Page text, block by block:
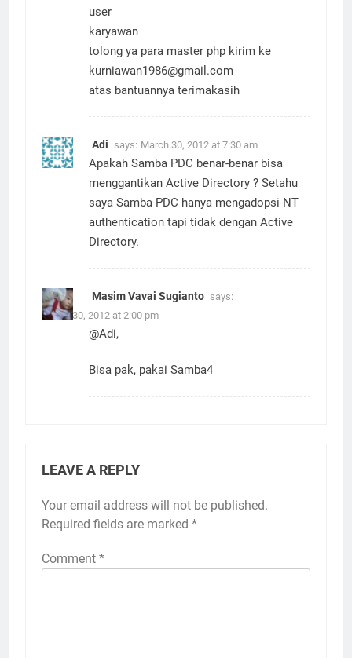
user
karyawan
tolong ya para master php kirim ke
kurniawan1986@gmail.com
atas bantuannya terimakasih
Adi says: March 30, 2012 at 7:30 am
Apakah Samba PDC benar-benar bisa
menggantikan Active Directory ? Setahu
saya Samba PDC hanya mengadopsi NT
authentication tapi tidak dengan Active
Directory.
Masim Vavai Sugianto says:
March 30, 2012 at 2:00 pm
@Adi,
Bisa pak, pakai Samba4
LEAVE A REPLY
Your email address will not be published.
Required fields are marked *
Comment *